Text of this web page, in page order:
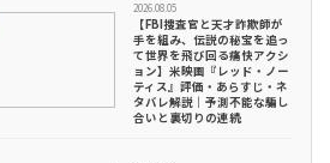
2026.08.05
【FBI捜査官と天才詐欺師が
手を組み、伝説の秘宝を追っ
て世界を飛び回る痛快アクシ
ョン】米映画『レッド・ノー
ティス』評価・あらすじ・ネ
タバレ解説｜予測不能な騙し
合いと裏切りの連続